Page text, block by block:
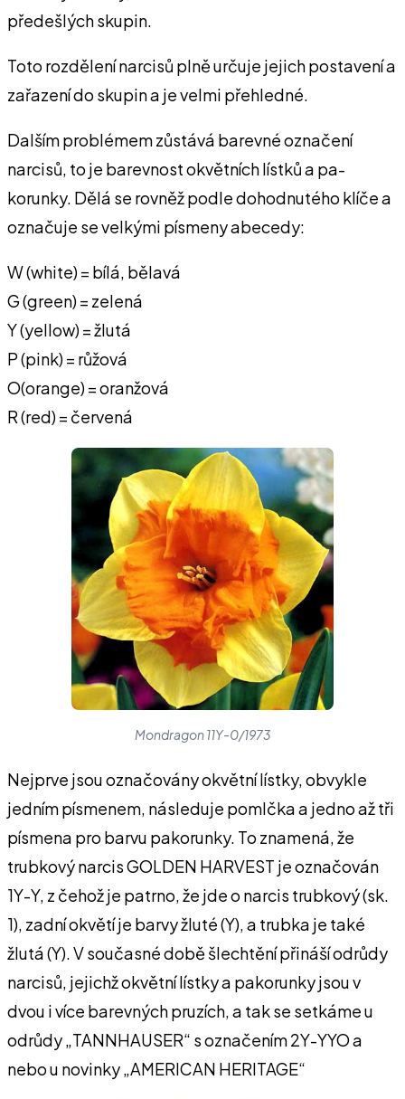
předešlých skupin.
Toto rozdělení narcisů plně určuje jejich postavení a
zařazení do skupin a je velmi přehledné.
Dalším problémem zůstává barevné označení
narcisů, to je barevnost okvětních lístků a pa-
korunky. Dělá se rovněž podle dohodnutého klíče a
označuje se velkými písmeny abecedy:
W (white) = bílá, bělavá
G (green) = zelená
Y (yellow) = žlutá
P (pink) = růžová
O(orange) = oranžová
R (red) = červená
Mondragon 11Y-0/1973
Nejprve jsou označovány okvětní lístky, obvykle
jedním písmenem, následuje pomlčka a jedno až tři
písmena pro barvu pakorunky. To znamená, že
trubkový narcis GOLDEN HARVEST je označován
1Y-Y, z čehož je patrno, že jde o narcis trubkový (sk.
1), zadní okvětí je barvy žluté (Y), a trubka je také
žlutá (Y). V současné době šlechtění přináší odrůdy
narcisů, jejichž okvětní lístky a pakorunky jsou v
dvou i více barevných pruzích, a tak se setkáme u
odrůdy „TANNHAUSER“ s označením 2Y-YYO a
nebo u novinky „AMERICAN HERITAGE“